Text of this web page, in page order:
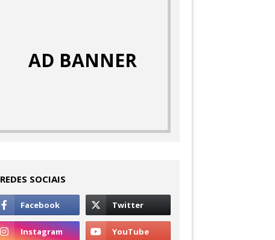
AD BANNER
REDES SOCIAIS